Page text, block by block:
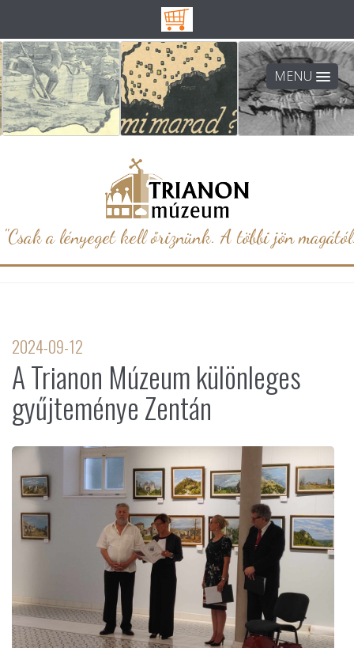
MENU
"Csak a lényeget kell őriznünk. A többi jön
2024-09-12
A Trianon Múzeum különleges
gyűjteménye Zentán